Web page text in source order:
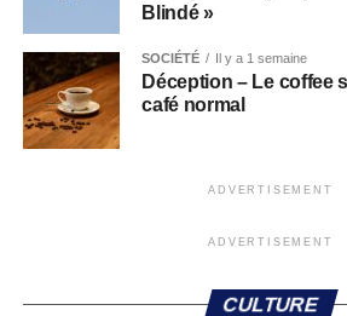
Blindé »
SOCIÉTÉ Il y a 1 semaine
Déception – Le coffee
café normal
ADVERTISEMENT
ADVERTISEMENT
CULTURE